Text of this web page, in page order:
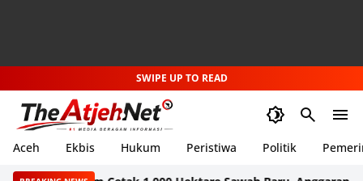
SWIPE UP TO READ
Aceh Ekbis Hukum Peristiwa Politik